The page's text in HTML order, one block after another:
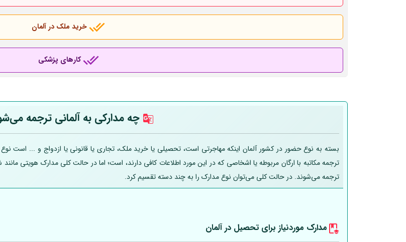
خرید ملک در آلمان
کارهای پزشکی
چه مدارکی بهآلمانی ترجمه
بسته به نوع حضور در کشور آلمان اینکه مهاجرتی است، تحصیلی یا خرید ملک، تجاری یا قانونی یا ازدواج و ... است
ترجمه مکاتبه با ارگان مربوطه یا اشخاصی که در این مورد اطلاعات کافی دارند، است؛ اما در حالت کلی مدارک هویتی
ترجمه می‌شوند. در حالت کلی می‌توان نوع مدارک را به چند دسته تقسیم کرد.
مدارک موردنیاز برای تحصیل درآلمان